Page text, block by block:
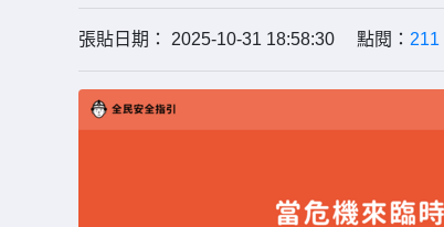
張貼日期： 2025-10-31 18:58:30 點閱： 211